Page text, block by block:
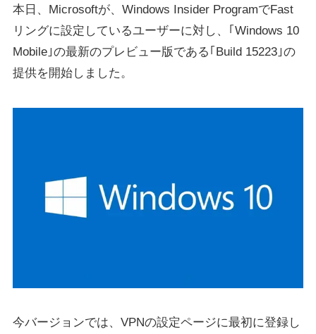
本日、Microsoftが、Windows Insider ProgramでFast
リングに設定しているユーザーに対し、｢Windows 10
Mobile｣の最新のプレビュー版である｢Build 15223｣の
提供を開始しました。
今バージョンでは、VPNの設定ページに最初に登録し